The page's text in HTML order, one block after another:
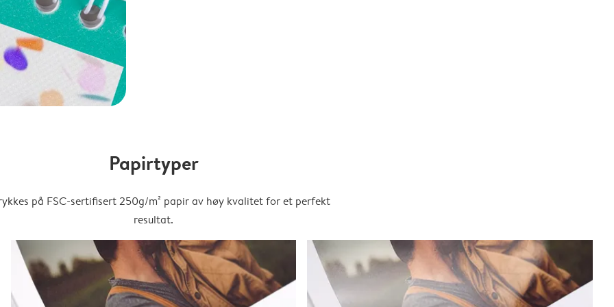
Papirtyper
på FSC-sertifisert 250g/m² papir av høy kvalitet for et perfekt
resultat.